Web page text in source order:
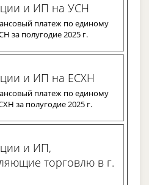
и ИП на УСН
платеж по единому
за полугодие 2025 г.
и ИП на ЕСХН
платеж по единому
за полугодие 2025 г.
и ИП,
торговлю в г.